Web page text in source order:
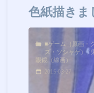
色紙描きま
■ゲーム（原画・
ズ・ソシャゲ）/
眼鏡（線画）
2015-03-27